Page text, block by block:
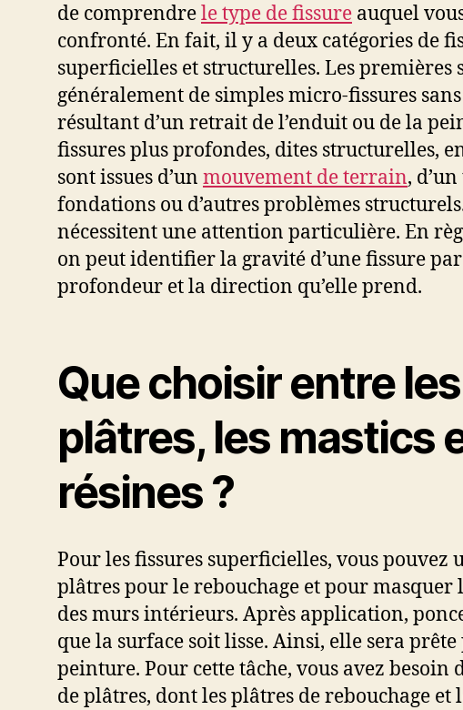
de comprendrele type de fissure auquel
confronté. En fait, il y a deux catégories de
superficielles et structurelles. Les premières
généralement de simples micro-fissures
résultant d’un retrait de l’enduit ou de la
fissures plus profondes, dites structurelles,
sont issues d’un mouvement de terrain,
fondations ou d’autres problèmes
nécessitent une attention particulière. En
on peut identifier la gravité d’une fissure par
profondeur et la direction qu’elle prend.
Que choisir entre les
plâtres, les mastics
résines ?
Pour les fissures superficielles, vous pouvez
plâtres pour le rebouchage et pour masquer
des murs intérieurs. Après application,
que la surface soit lisse. Ainsi, elle sera
peinture. Pour cette tâche, vous avez besoin
de plâtres, dont les plâtres de rebouchage et